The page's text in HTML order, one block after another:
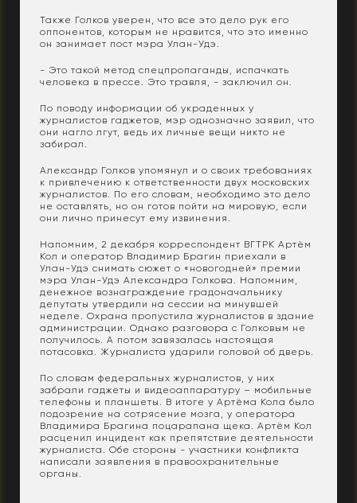
Также Голков уверен, что все это дело рук его
оппонентов, которым не нравится, что это именно
он занимает пост мэра Улан-Удэ.
- Это такой метод спецпропаганды, испачкать
человека в прессе. Это травля, - заключил он.
По поводу информации об украденных у
журналистов гаджетов, мэр однозначно заявил, что
они нагло лгут, ведь их личные вещи никто не
забирал.
Александр Голков упомянул и о своих требованиях
к привлечению к ответственности двух московских
журналистов. По его словам, необходимо это дело
не оставлять, но он готов пойти на мировую, если
они лично принесут ему извинения.
Напомним, 2 декабря корреспондент ВГТРК Артём
Кол и оператор Владимир Брагин приехали в
Улан-Удэ снимать сюжет о «новогодней» премии
мэра Улан-Удэ Александра Голкова. Напомним,
денежное вознаграждение градоначальнику
депутаты утвердили на сессии на минувшей
неделе. Охрана пропустила журналистов в здание
администрации. Однако разговора с Голковым не
получилось. А потом завязалась настоящая
потасовка. Журналиста ударили головой об дверь.
По словам федеральных журналистов, у них
забрали гаджеты и видеоаппаратуру – мобильные
телефоны и планшеты. В итоге у Артёма Кола было
подозрение на сотрясение мозга, у оператора
Владимира Брагина поцарапана щека. Артём Кол
расценил инцидент как препятствие деятельности
журналиста. Обе стороны - участники конфликта
написали заявления в правоохранительные
органы.